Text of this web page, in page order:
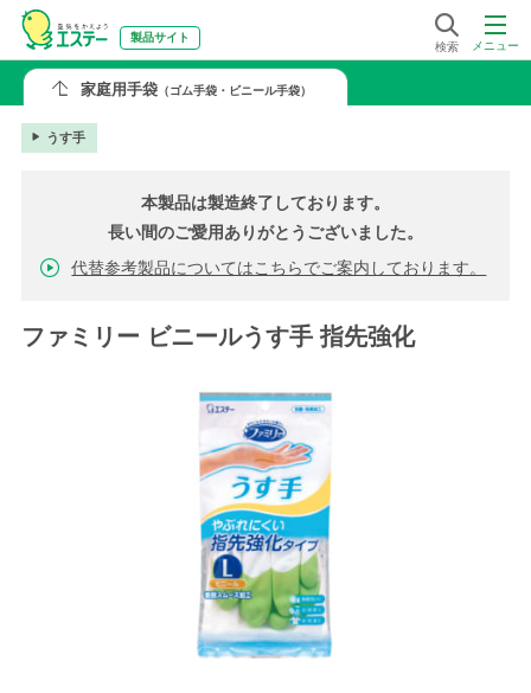
メニュー
検索
製品サイト
家庭用手袋（ゴム手袋・ビニール手袋）
うす手
本製品は製造終了しております。
長い間のご愛用ありがとうございました。
代替参考製品についてはこちらでご案内しております。
ファミリー ビニールうす手 指先強化